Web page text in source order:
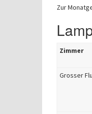
Zur
Zimmer
Grosser